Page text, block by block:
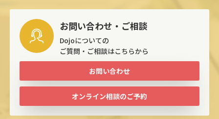
お問い合わせ・ご相談
Dojoについての
ご質問・ご相談はこちらから
お問い合わせ
オンライン相談のご予約